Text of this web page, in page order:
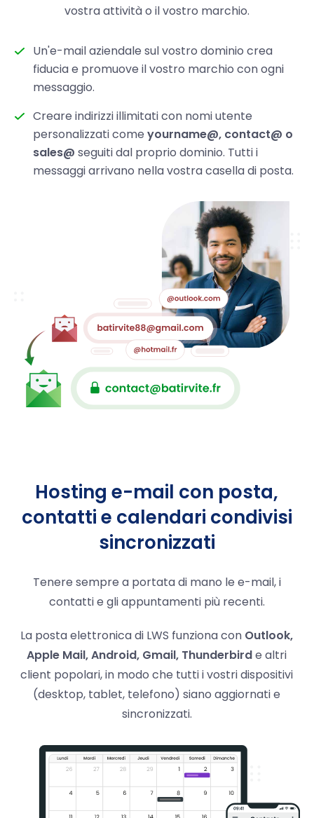
vostra attività o il vostro marchio.
Un'e-mail aziendale sul vostro dominio crea
fiducia e promuove il vostro marchio con ogni
messaggio.
Creare indirizzi illimitati con nomi utente
personalizzati comeyourname@, contact@ o
sales@ seguiti dal proprio dominio. Tutti i
messaggi arrivano nella vostra casella di posta.
Hosting e-mail con posta,
contatti e calendari condivisi
sincronizzati
Tenere sempre a portata di mano le e-mail, i
contatti e gli appuntamenti più recenti.
La posta elettronica di LWS funziona con Outlook,
Apple Mail, Android, Gmail, Thunderbirde altri
client popolari, in modo che tutti i vostri dispositivi
(desktop, tablet, telefono) siano aggiornati e
sincronizzati.